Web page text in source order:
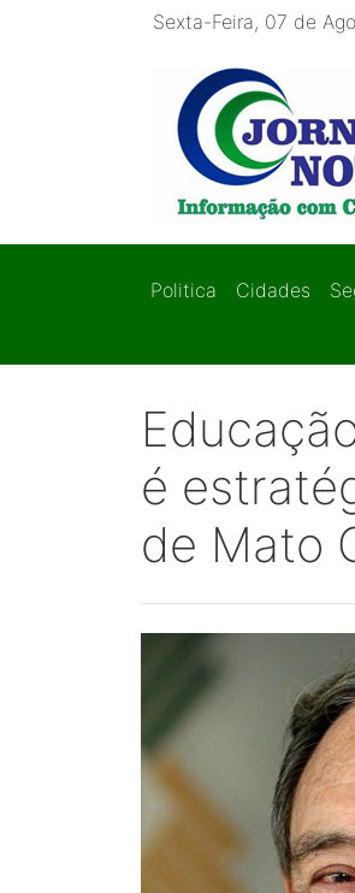
Sexta-Feira, 07 de
Politica Cidades
é
de Mato